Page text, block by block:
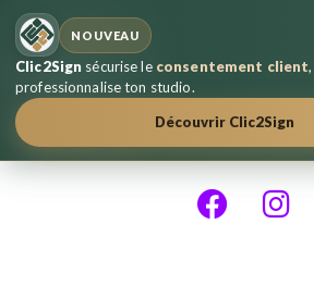
NOUVEAU
Clic2Sign sécurise le consentement client
professionnalise ton studio.
Découvrir Clic2Sign